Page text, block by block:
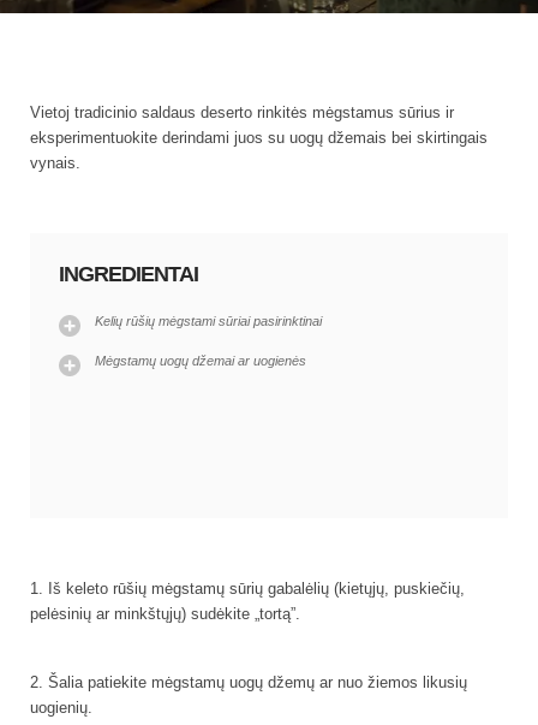
Vietoj tradicinio saldaus deserto rinkitės mėgstamus sūrius ir
eksperimentuokite derindami juos su uogų džemais bei skirtingais
vynais.
INGREDIENTAI
Kelių rūšių mėgstami sūriai pasirinktinai
Mėgstamų uogų džemai ar uogienės
1. Iš keleto rūšių mėgstamų sūrių gabalėlių (kietųjų, puskiečių,
pelėsinių ar minkštųjų) sudėkite „tortą”.
2. Šalia patiekite mėgstamų uogų džemų ar nuo žiemos likusių
uogienių.